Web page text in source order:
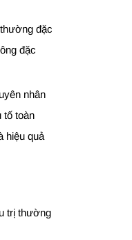
đặc
đặc
nhân
tố toàn
hiệu quả
trị thường